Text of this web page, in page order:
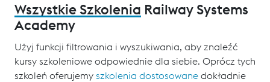
Wszystkie Szkolenia Railway Systems
Academy
Użyj funkcji filtrowania i wyszukiwania, aby znaleźć
kursy szkoleniowe odpowiednie dla siebie. Oprócz tych
szkoleń oferujemy szkolenia dostosowane dokładnie